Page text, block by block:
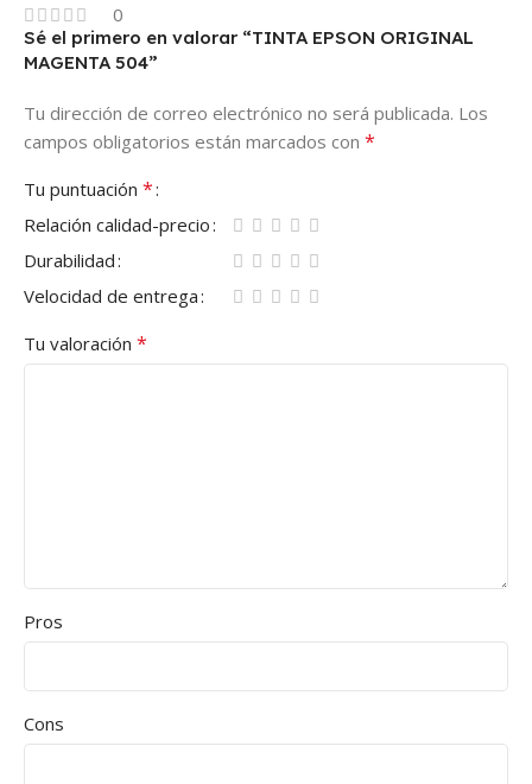
0
Sé el primero en valorar “TINTA EPSON ORIGINAL
MAGENTA 504”
Tu dirección de correo electrónico no será publicada. Los
campos obligatorios están marcados con *
Tu puntuación *
Relación calidad-precio
Durabilidad
Velocidad de entrega
Tu valoración *
Pros
Cons